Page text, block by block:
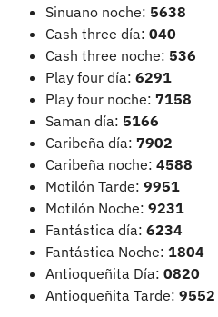
Sinuano noche: 5638
Cash three día: 040
Cash three noche: 536
Play four día: 6291
Play four noche: 7158
Saman día: 5166
Caribeña día: 7902
Caribeña noche: 4588
Motilón Tarde: 9951
Motilón Noche: 9231
Fantástica día: 6234
Fantástica Noche: 1804
Antioqueñita Día: 0820
Antioqueñita Tarde: 9552